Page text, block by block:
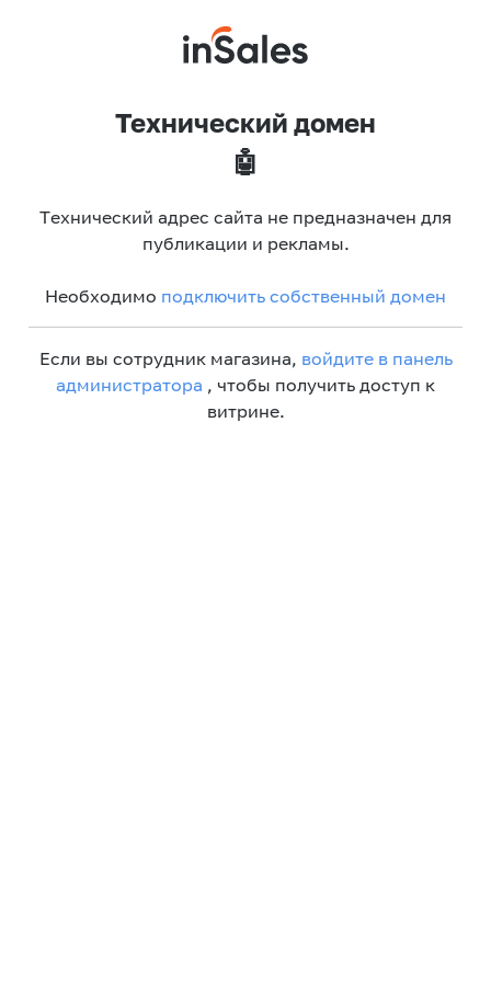
Технический домен
🤖
Технический адрес сайта не предназначен для
публикации и рекламы.
Необходимо подключить собственный домен
Если вы сотрудник магазина, войдите в панель
администратора , чтобы получить доступ к
витрине.